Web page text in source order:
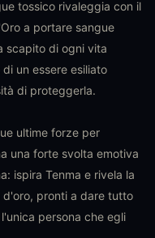
tossico rivaleggia con il
a portare sangue
scapito di ogni vita
un essere esiliato
di proteggerla.
ultime forze per
una forte svolta emotiva
ispira Tenma e rivela la
pronti a dare tutto
persona che egli